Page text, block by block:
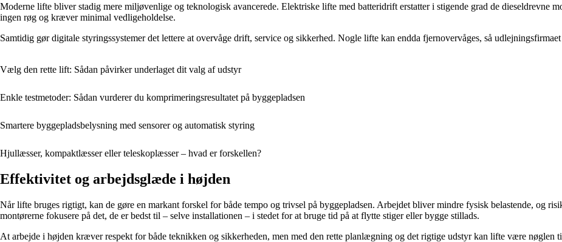
Moderne lifte bliver stadig mere miljøvenlige og teknologisk avancerede. Elektriske lifte med batteridrift erstatter i stigende grad de dieseldrevne
ingen røg og kræver minimal vedligeholdelse.
Samtidig gør digitale styringssystemer det lettere at overvåge drift, service og sikkerhed. Nogle lifte kan endda fjernovervåges, så
Vælg den rette lift: Sådan påvirker underlaget dit valg af udstyr
Enkle testmetoder: Sådan vurderer du komprimeringsresultatet på byggepladsen
Smartere byggepladsbelysning med sensorer og automatisk styring
Hjullæsser, kompaktlæsser eller teleskoplæsser – hvad er forskellen?
Effektivitet og arbejdsglæde i højden
Når lifte bruges rigtigt, kan de gøre en markant forskel for både tempo og trivsel på byggepladsen. Arbejdet bliver mindre fysisk belastende, og
montørerne fokusere på det, de er bedst til – selve installationen – i stedet for at bruge tid på at flytte stiger eller bygge stillads.
At arbejde i højden kræver respekt for både teknikken og sikkerheden, men med den rette planlægning og det rigtige udstyr kan lifte være nøglen